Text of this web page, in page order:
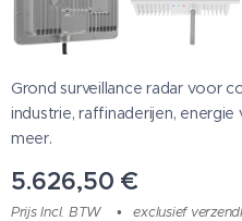
Grond surveillance radar voor
industrie, raffinaderijen,
meer.
5.626,50 €
Prijs Incl. BTW
exclusief